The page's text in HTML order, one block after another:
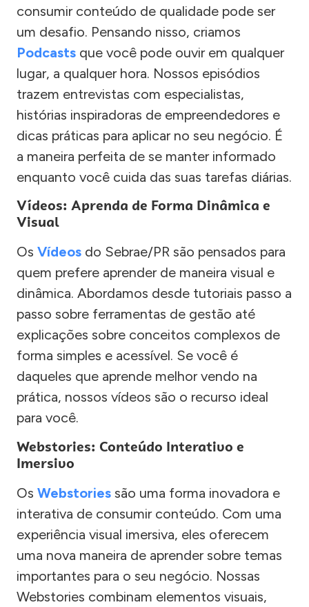
consumir conteúdo de qualidade pode ser
um desafio. Pensando nisso, criamos
Podcasts que você pode ouvir em qualquer
lugar, a qualquer hora. Nossos episódios
trazem entrevistas com especialistas,
histórias inspiradoras de empreendedores e
dicas práticas para aplicar no seu negócio. É
a maneira perfeita de se manter informado
enquanto você cuida das suas tarefas diárias.
Vídeos: Aprenda de Forma Dinâmica e
Visual
Os Vídeos do Sebrae/PR são pensados para
quem prefere aprender de maneira visual e
dinâmica. Abordamos desde tutoriais passo a
passo sobre ferramentas de gestão até
explicações sobre conceitos complexos de
forma simples e acessível. Se você é
daqueles que aprende melhor vendo na
prática, nossos vídeos são o recurso ideal
para você.
Webstories: Conteúdo Interativo e
Imersivo
Os Webstories são uma forma inovadora e
interativa de consumir conteúdo. Com uma
experiência visual imersiva, eles oferecem
uma nova maneira de aprender sobre temas
importantes para o seu negócio. Nossas
Webstories combinam elementos visuais,